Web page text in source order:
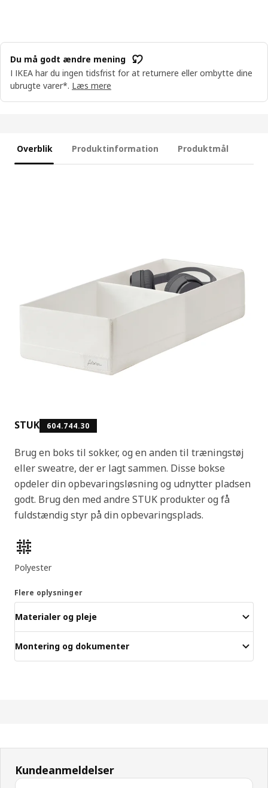
Du må godt ændre mening
I IKEA har du ingen tidsfrist for at returnere eller ombytte dine
ubrugte varer*. Læs mere
Overblik Produktinformation Produktmål
STUK 604.744.30
Brug en boks til sokker, og en anden til træningstøj
eller sweatre, der er lagt sammen. Disse bokse
opdeler din opbevaringsløsning og udnytter pladsen
godt. Brug den med andre STUK produkter og få
fuldstændig styr på din opbevaringsplads.
Produktfunktioner
Polyester
Flere oplysninger
Materialer og pleje
Montering og dokumenter
Kundeanmeldelser